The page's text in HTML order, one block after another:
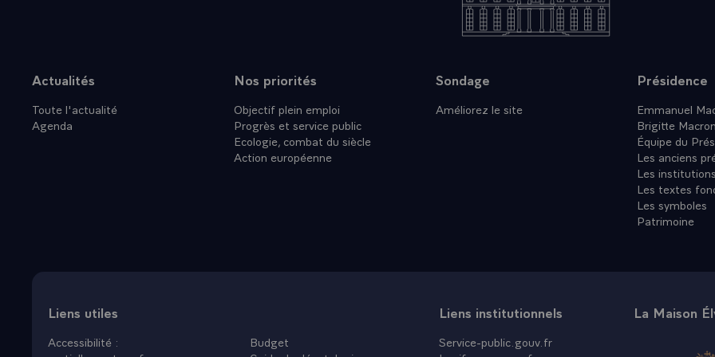
Plan du site
Actualités
Toute l'actualité
Agenda
Nos priorités
Objectif plein emploi
Progrès et service public
Ecologie, combat du siècle
Action européenne
Sondage
Améliorez le site
Présidence
Emmanuel
Brigitte Macron
Équipe du
Les anciens
Les institutions
Les textes
Les symboles
Patrimoine
Liens utiles
Accessibilité :
Budget
Liens institutionnels
Service-public.gouv.fr
La Maison